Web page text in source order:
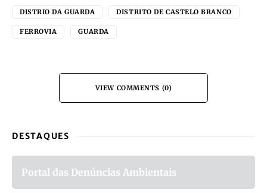
DISTRIO DA GUARDA DISTRITO DE CASTELO BRANCO
FERROVIA GUARDA
VIEW COMMENTS (0)
DESTAQUES
Portal das Denúncias Ambientais